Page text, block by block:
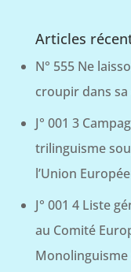
Articles
N° 555 Ne
croupir dans
J° 001 3
trilinguisme
l’Union
J° 001 4 Liste
au Comité
Monolinguisme